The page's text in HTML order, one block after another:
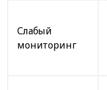
Слабый
мониторинг